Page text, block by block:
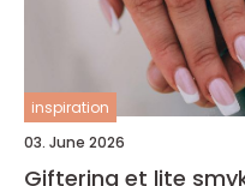
inspiration
03. June 2026
Giftering et